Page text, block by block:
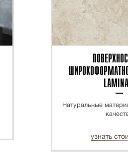
Натуральные
узнать